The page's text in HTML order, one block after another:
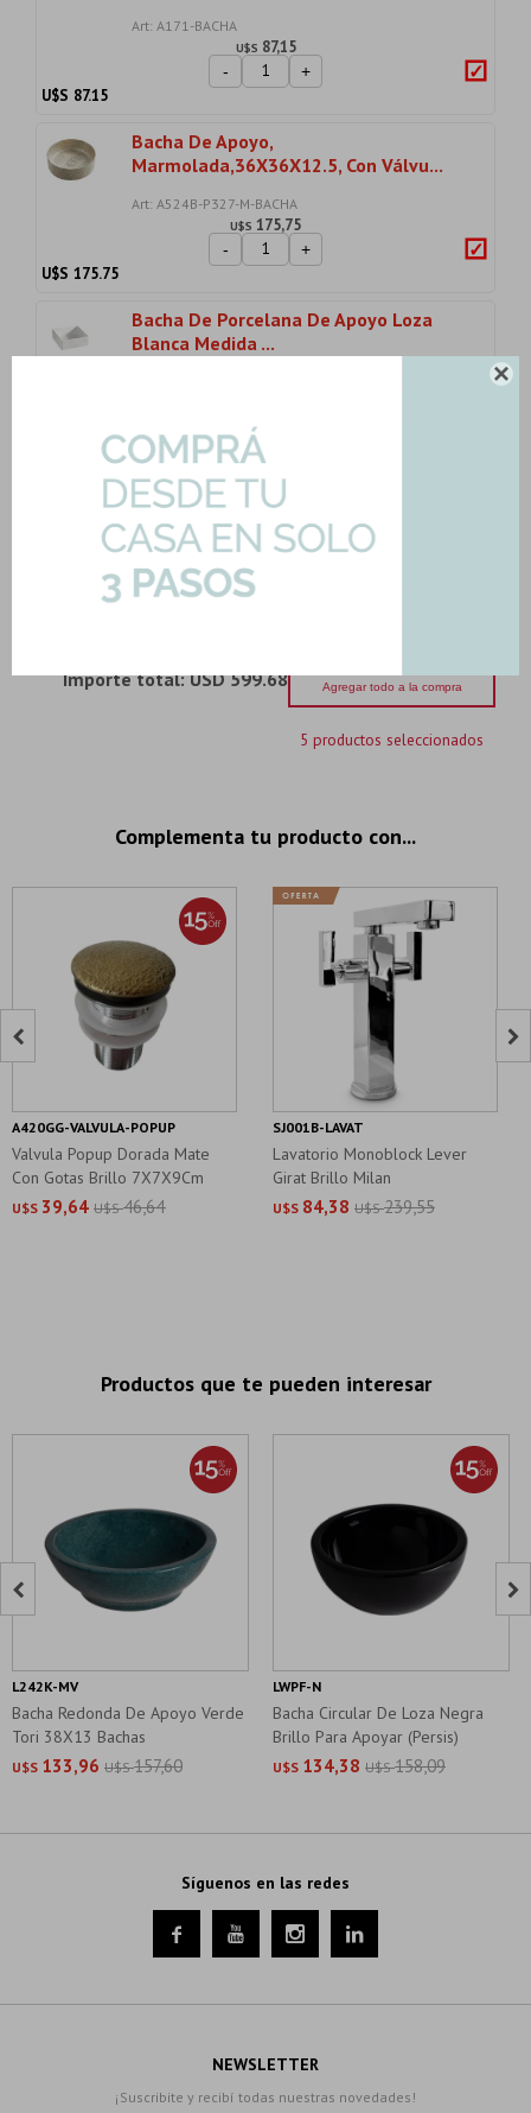

Art: A171-BACHA
U$S 87,15
- +
U$S 87.15
Bacha De Apoyo,
Marmolada,36X36X12.5, Con Válvu...
Art: A524B-P327-M-BACHA
U$S 175,75
- +
U$S 175.75
Bacha De Porcelana De Apoyo Loza
Blanca Medida ...
82.17
Bacha Circular De Loza Blanca Para
Apoyar 41,5 ...
U$S
Importe total:USD 599.68 Agregar todo a la compra
5 productos seleccionados
Complementa tu producto con...
Valvula Popup Dorada Mate
Con Gotas Brillo 7X7X9Cm
U$S 39,64 U$S 46,64
A420GG-VALVULA-POPUP
Lavatorio Monoblock Lever
Girat Brillo Milan
U$S 84,38 U$S 239,55
SJ001B-LAVAT
 
Productos que te pueden interesar
Bacha Redonda De Apoyo Verde
Tori 38X13 Bachas
U$S 133,96 U$S 157,60
L242K-MV
Bacha Circular De Loza Negra
Brillo Para Apoyar (Persis)
U$S 134,38 U$S 158,09
LWPF-N
 
Síguenos en las redes
   
NEWSLETTER
¡Suscribite y recibí todas nuestras novedades!